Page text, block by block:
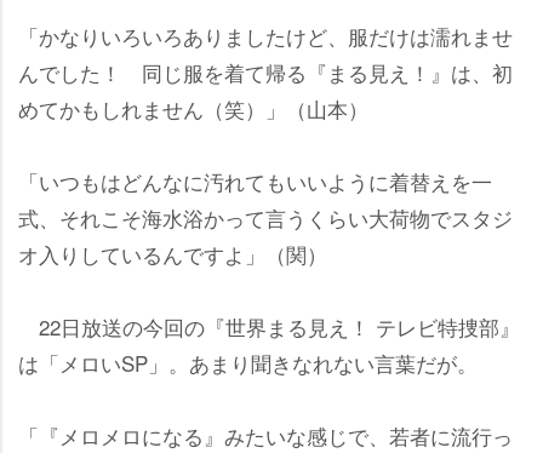
「かなりいろいろありましたけど、服だけは濡れませ
んでした！ 同じ服を着て帰る『まる見え！』は、初
めてかもしれません（笑）」（山本）
「いつもはどんなに汚れてもいいように着替えを一
式、それこそ海水浴かって言うくらい大荷物でスタジ
オ入りしているんですよ」（関）
22日放送の今回の『世界まる見え！ テレビ特捜部』
は「メロいSP」。あまり聞きなれない言葉だが。
「『メロメロになる』みたいな感じで、若者に流行っ